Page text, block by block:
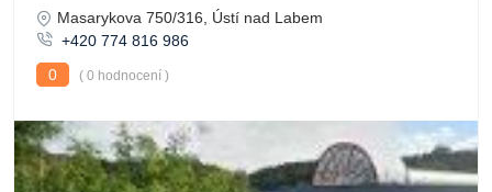
Masarykova 750/316, Ústí nad Labem
+420 774 816 986
0
( 0 hodnocení )